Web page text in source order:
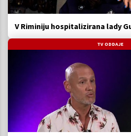
V Riminiju hospitalizirana lady
TV ODDAJE